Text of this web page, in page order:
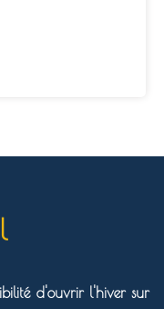
d'ouvrir l'hiver sur